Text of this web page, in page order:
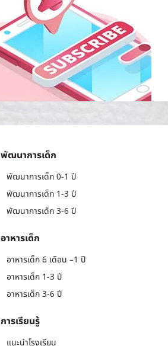
พัฒนาการเด็ก
พัฒนาการเด็ก 0-1 ปี
พัฒนาการเด็ก 1-3 ปี
พัฒนาการเด็ก 3-6 ปี
อาหารเด็ก
อาหารเด็ก 6 เดือน –1 ปี
อาหารเด็ก 1-3 ปี
อาหารเด็ก 3-6 ปี
การเรียนรู้
แนะนำโรงเรียน